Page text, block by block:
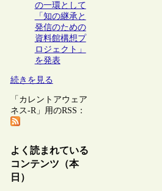
の一環として
「知の継承と
発信のための
資料館構想プ
ロジェクト」
を発表
続きを見る
「カレントアウェア
ネス-R」用のRSS：
よく読まれている
コンテンツ（本
日）